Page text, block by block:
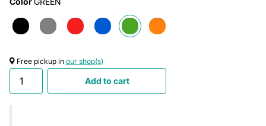
Free pickup in our shop(s)
Add to cart